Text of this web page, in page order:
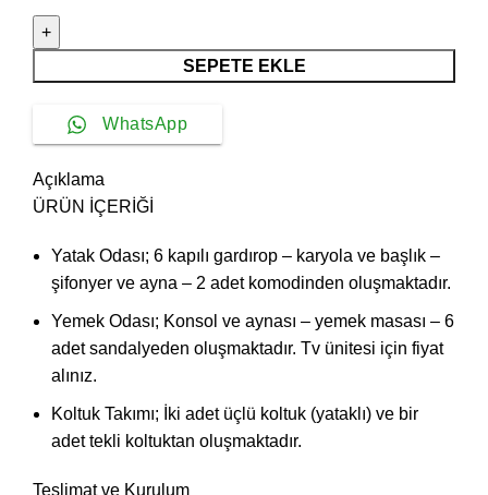
Paketi
SEPETE EKLE
WhatsApp
Açıklama
ÜRÜN İÇERİĞİ
Yatak Odası; 6 kapılı gardırop – karyola ve başlık –
şifonyer ve ayna – 2 adet komodinden oluşmaktadır.
Yemek Odası; Konsol ve aynası – yemek masası – 6
adet sandalyeden oluşmaktadır. Tv ünitesi için fiyat
alınız.
Koltuk Takımı; İki adet üçlü koltuk (yataklı) ve bir
adet tekli koltuktan oluşmaktadır.
Teslimat ve Kurulum